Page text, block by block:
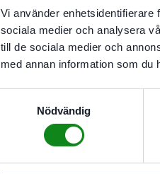
Vi använder enhetsidentifierare
sociala medier och analysera
till de sociala medier och
med annan information som du
Nödvändig